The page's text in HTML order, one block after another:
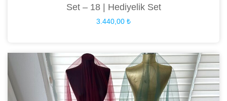
Set – 18 | Hediyelik Set
3.440,00 ₺